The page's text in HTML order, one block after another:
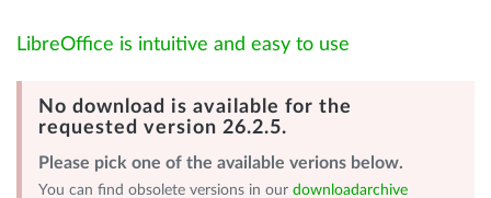
LibreOffice is intuitive and easy to use
No download is available for the
requested version 26.2.5.
Please pick one of the available verions below.
You can find obsolete versions in our downloadarchive